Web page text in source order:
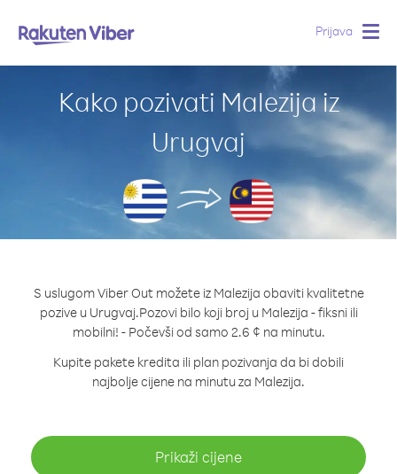
Prijava
Kako pozivati Malezija iz
Urugvaj
S uslugom Viber Out možete iz Malezija obaviti kvalitetne
pozive u Urugvaj.Pozovi bilo koji broj u Malezija - fiksni ili
mobilni! - Počevši od samo 2.6 ¢ na minutu.
Kupite pakete kredita ili plan pozivanja da bi dobili
najbolje cijene na minutu za Malezija.
Prikaži cijene